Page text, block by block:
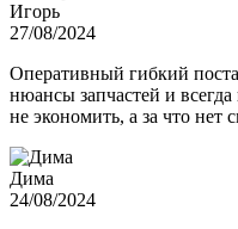
Игорь
27/08/2024
Оперативный гибкий
нюансы запчастей и
не экономить, а за что нет
Дима
24/08/2024